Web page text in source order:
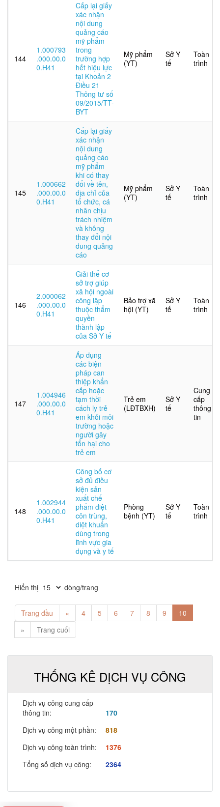
144
1.000793
.000.00.0
0.H41
Cấp lại giấy
xác nhận
nội dung
quảng cáo
mỹ phẩm
trong
trường hợp
hết hiệu lực
tại Khoản 2
Điều 21
Thông tư số
09/2015/TT-
BYT
Mỹ phẩm
(YT)
Sở Y
tế
Toàn
trình
145
1.000662
.000.00.0
0.H41
Cấp lại giấy
xác nhận
nội dung
quảng cáo
mỹ phẩm
khi có thay
đổi về tên,
địa chỉ của
tổ chức, cá
nhân chịu
trách nhiệm
và không
thay đổi nội
dung quảng
cáo
Mỹ phẩm
(YT)
Sở Y
tế
Toàn
trình
146
2.000062
.000.00.0
0.H41
Giải thể cơ
sở trợ giúp
xã hội ngoài
công lập
thuộc thẩm
quyền
thành lập
của Sở Y tế
Bảo trợ xã
hội (YT)
Sở Y
tế
Toàn
trình
147
1.004946
.000.00.0
0.H41
Áp dụng
các biện
pháp can
thiệp khẩn
cấp hoặc
tạm thời
cách ly trẻ
em khỏi môi
trường hoặc
người gây
tổn hại cho
trẻ em
Trẻ em
(LĐTBXH)
Sở Y
tế
Cung
cấp
thông
tin
148
1.002944
.000.00.0
0.H41
Công bố cơ
sở đủ điều
kiện sản
xuất chế
phẩm diệt
côn trùng,
diệt khuẩn
dùng trong
lĩnh vực gia
dụng và y tế
Phòng
bệnh (YT)
Sở Y
tế
Toàn
trình
Hiển thị dòng/trang
Trang đầu « 4 5 6 7 8 9
10
»
Trang cuối
THỐNG KÊ DỊCH VỤ CÔNG
Dịch vụ công cung cấp
thông tin:
170
Dịch vụ công một phần:
818
Dịch vụ công toàn trình:
1376
Tổng số dịch vụ công:
2364